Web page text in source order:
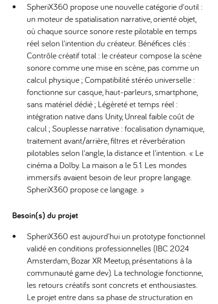
SpheriX360 propose une nouvelle catégorie d'outil :
un moteur de spatialisation narrative, orienté objet,
où chaque source sonore reste pilotable en temps
réel selon l'intention du créateur. Bénéfices clés :
Contrôle créatif total : le créateur compose la scène
sonore comme une mise en scène, pas comme un
calcul physique ; Compatibilité stéréo universelle :
fonctionne sur casque, haut-parleurs, smartphone,
sans matériel dédié ; Légèreté et temps réel :
intégration native dans Unity, Unreal faible coût de
calcul ; Souplesse narrative : focalisation dynamique,
traitement avant/arrière, filtres et réverbération
pilotables selon l'angle, la distance et l'intention. « Le
cinéma a Dolby. La maison a le 5.1. Les mondes
immersifs avaient besoin de leur propre langage.
SpheriX360 propose ce langage. »
Besoin(s) du projet
SpheriX360 est aujourd'hui un prototype fonctionnel
validé en conditions professionnelles (IBC 2024
Amsterdam, Bozar XR Meetup, présentations à la
communauté game dev). La technologie fonctionne,
les retours créatifs sont concrets et enthousiastes.
Le projet entre dans sa phase de structuration en